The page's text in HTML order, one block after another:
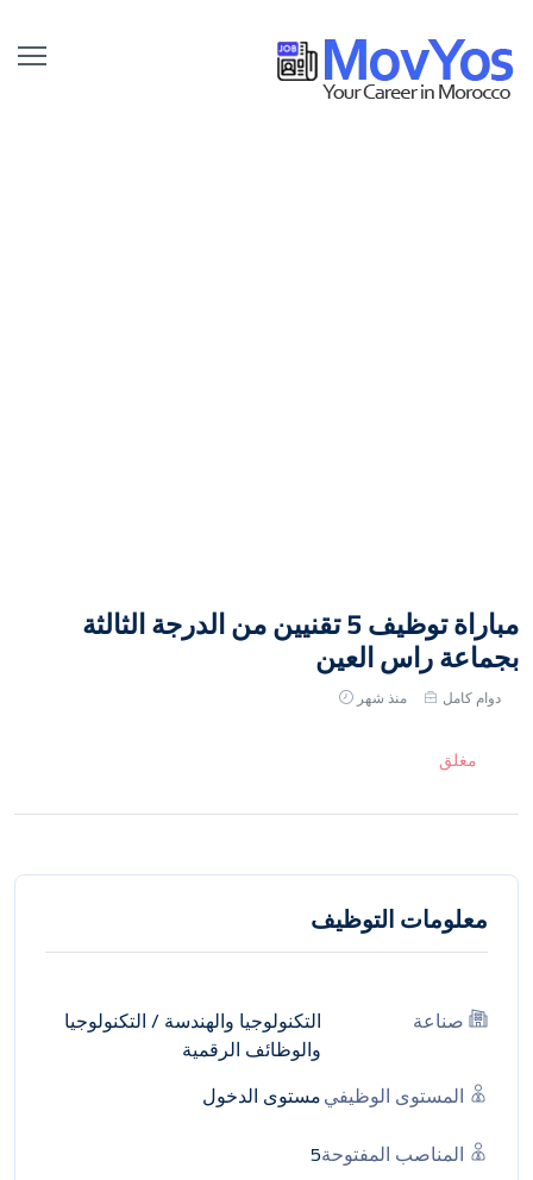
مباراة توظيف 5 تقنيين من الدرجة الثالثة
بجماعة راس العين
دوام كامل منذ شهر
مغلق
معلومات التوظيف
صناعة التكنولوجيا والهندسة/التكنولوجيا
والوظائف الرقمية
المستوى الوظيفيمستوى الدخول
المناصب المفتوحة5